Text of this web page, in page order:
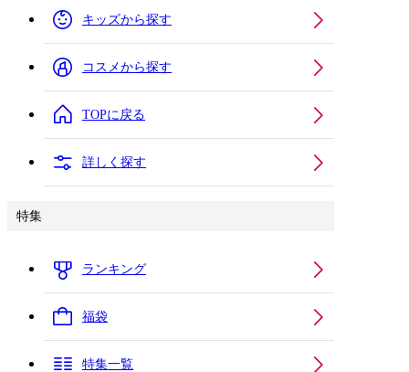
キッズから探す
コスメから探す
TOPに戻る
詳しく探す
特集
ランキング
福袋
特集一覧